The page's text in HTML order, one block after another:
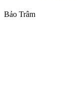
Bảo Trâm